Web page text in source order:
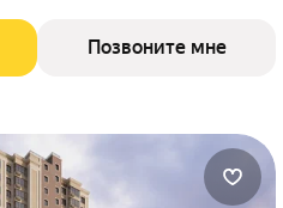
Позвоните мне